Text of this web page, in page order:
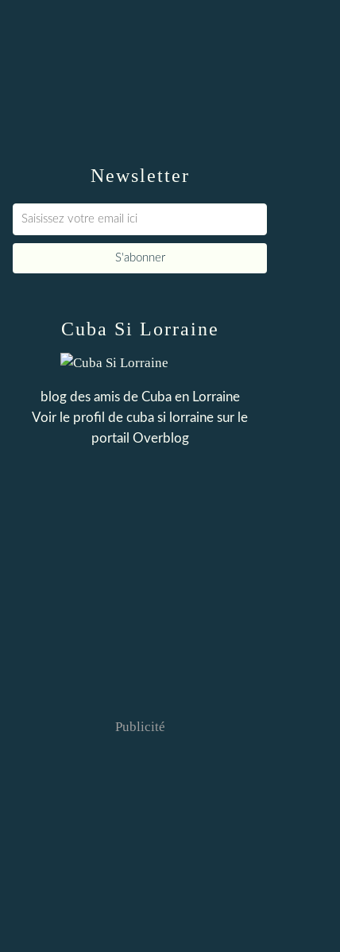
Newsletter
Cuba Si Lorraine
blog des amis de Cuba en Lorraine
Voir le profil de cuba si lorraine sur le
portail Overblog
Publicité